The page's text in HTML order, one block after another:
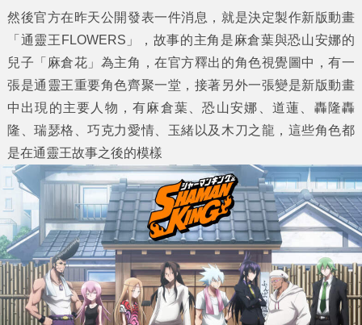
然後官方在昨天公開發表一件消息，就是決定製作新版動畫
「通靈王FLOWERS」，故事的主角是麻倉葉與恐山安娜的
兒子「麻倉花」為主角，在官方釋出的角色視覺圖中，有一
張是通靈王重要角色齊聚一堂，接著另外一張變是新版動畫
中出現的主要人物，有麻倉葉、恐山安娜、道蓮、轟隆轟
隆、瑞瑟格、巧克力愛情、玉緒以及木刀之龍，這些角色都
是在通靈王故事之後的模樣